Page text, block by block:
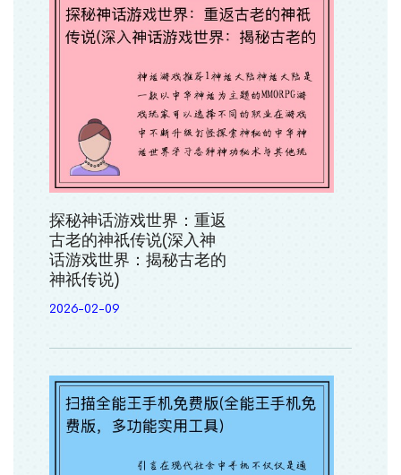
探秘神话游戏世界：重返
古老的神祇传说(深入神
话游戏世界：揭秘古老的
神祇传说)
2026-02-09